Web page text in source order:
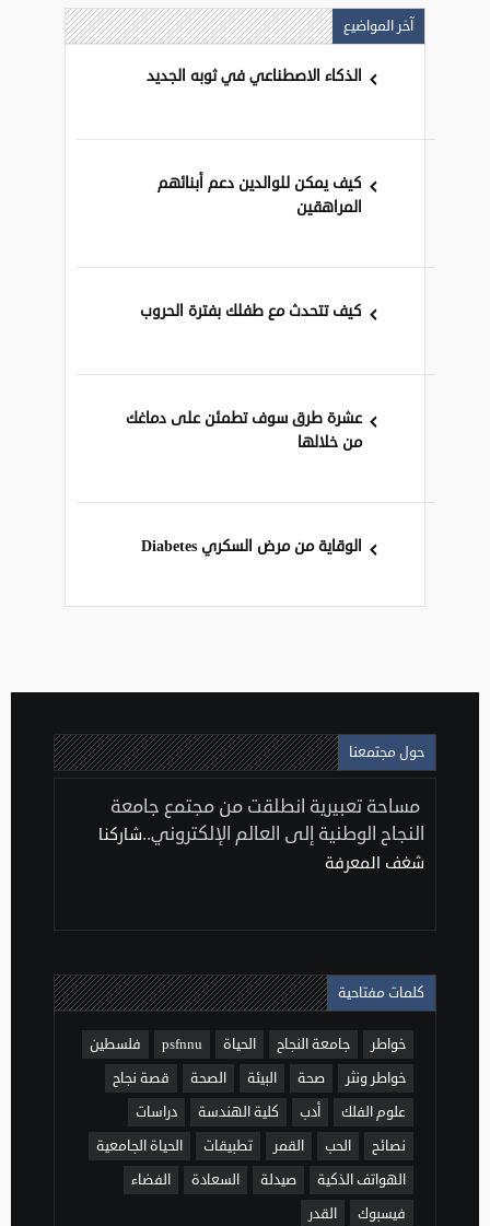
آخر المواضيع
الذكاء الاصطناعي في ثوبه الجديد
كيف يمكن للوالدين دعم أبنائهم
المراهقين
كيف تتحدث مع طفلك بفترة الحروب
عشرة طرق سوف تطمئن على دماغك
من خلالها
الوقاية من مرض السكري Diabetes
حول مجتمعنا
مساحة تعبيرية انطلقت من مجتمع جامعة
النجاح الوطنية إلى العالم الإلكتروني..شاركنا
شغف المعرفة
كلمات مفتاحية
خواطر جامعة النجاح الحياة psfnnu
فلسطين
خواطر ونثر
صحة البيئة الصحة
قصة نجاح
علوم الفلك
أدب كلية الهندسة
دراسات
نصائح
الحب القمر تطبيقات
الحياة الجامعية
الهواتف الذكية
صيدلة السعادة
الفضاء
فيسبوك
القدر